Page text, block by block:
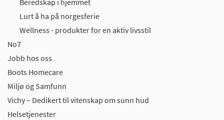
Beredskap i hjemmet
Lurt å ha på norgesferie
Wellness - produkter for en aktiv livsstil
No7
Jobb hos oss
Boots Homecare
Miljø og Samfunn
Vichy – Dedikert til vitenskap om sunn hud
Helsetjenester